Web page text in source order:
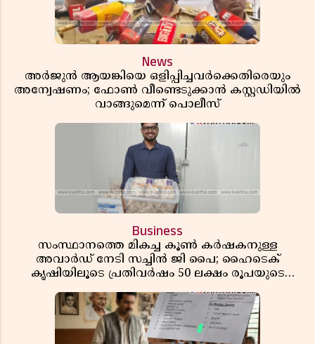
News
അർജുൻ ആയങ്കിയെ ഒളിപ്പിച്ചവർക്കെതിരെയും
അന്വേഷണം; ഫോൺ വീണ്ടെടുക്കാൻ കസ്റ്റഡിയിൽ
വാങ്ങുമെന്ന് പൊലീസ്
Business
സംസ്ഥാനത്തെ മികച്ച കൂൺ കർഷകനുള്ള
അവാർഡ് നേടി സച്ചിൻ ജി പൈ; ഹൈടെക്
കൃഷിയിലൂടെ പ്രതിവർഷം 50 ലക്ഷം രൂപയുടെ